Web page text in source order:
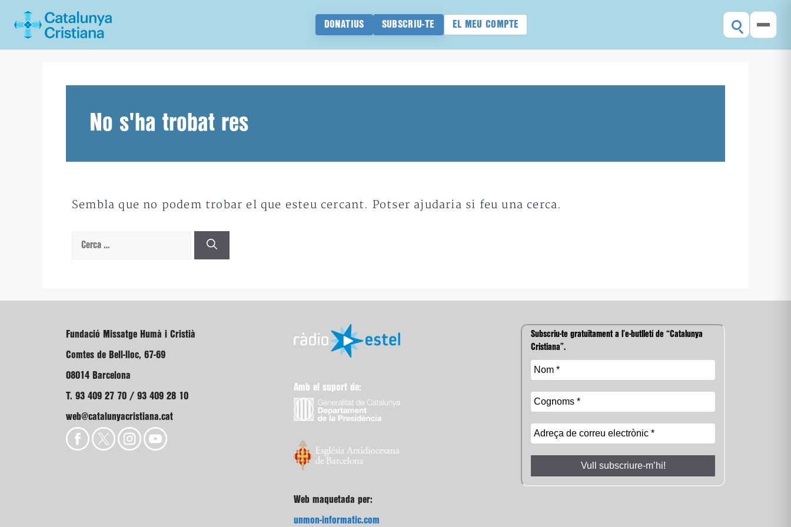
DONATIUS SUBSCRIU-TE EL MEU COMPTE
No s'ha trobat res
Sembla que no podem trobar el que esteu cercant. Potser ajudaria si feu una cerca.
Cerca:
Fundació Missatge Humà i Cristià
Comtes de Bell-lloc, 67-69
08014 Barcelona
T. 93 409 27 70 / 93 409 28 10
web@catalunyacristiana.cat
Amb el suport de:
Web maquetada per:
unmon-informatic.com
Subscriu-te gratuïtament a l’e-butlletí de “Catalunya
Cristiana”.